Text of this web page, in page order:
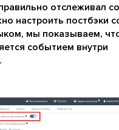
отслеживал
настроить постбэки
мы показываем,
событием внутри
.